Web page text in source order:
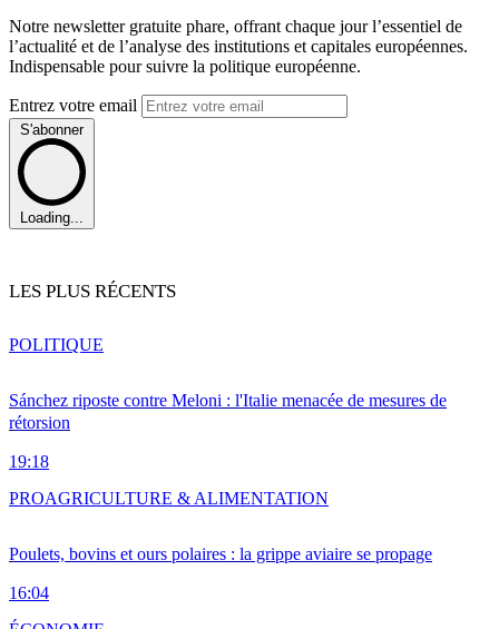
Notre newsletter gratuite phare, offrant chaque jour l’essentiel de
l’actualité et de l’analyse des institutions et capitales européennes.
Indispensable pour suivre la politique européenne.
Entrez votre email
S'abonner
Loading...
LES PLUS RÉCENTS
Sánchez riposte contre Meloni : l'Italie menacée de mesures de
rétorsion
19:18
POLITIQUE
Poulets, bovins et ours polaires : la grippe aviaire se propage
16:04
PROAGRICULTURE & ALIMENTATION